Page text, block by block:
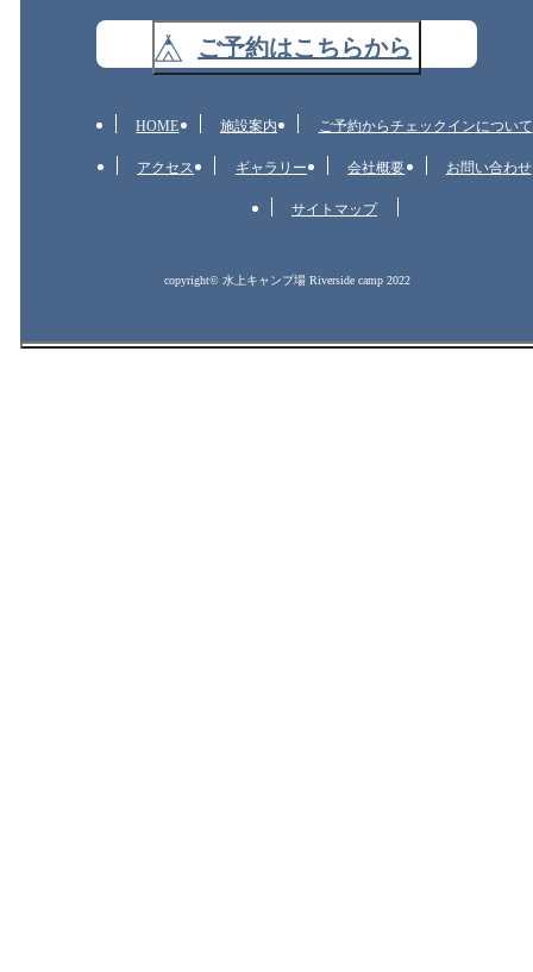
ご予約はこちらから
HOME 施設案内 ご予約からチェックインについて
アクセス ギャラリー 会社概要 お問い合わせ
サイトマップ
copyright© 水上キャンプ場 Riverside camp 2022